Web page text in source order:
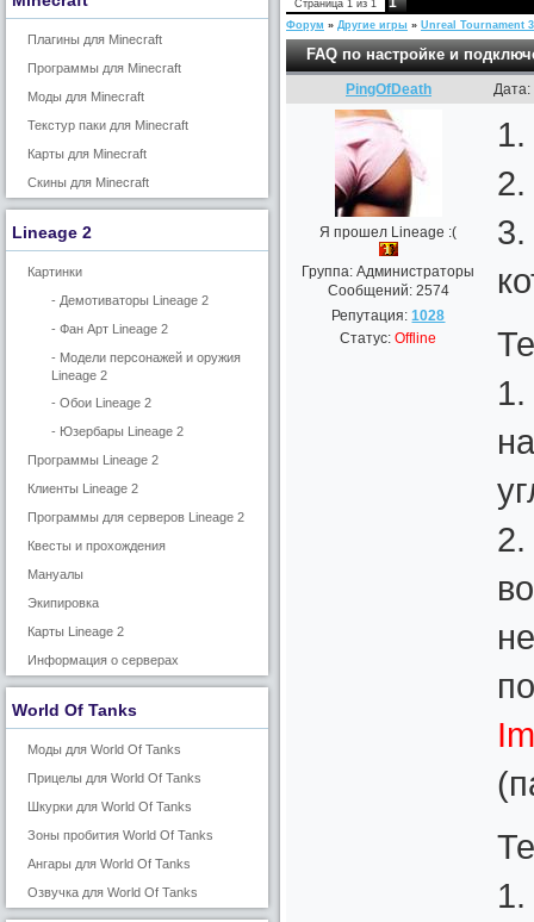
Плагины для Minecraft
Программы для Minecraft
Моды для Minecraft
Текстур паки для Minecraft
Карты для Minecraft
Скины для Minecraft
Lineage 2
Картинки
- Демотиваторы Lineage 2
- Фан Арт Lineage 2
- Модели персонажей и оружия
Lineage 2
- Обои Lineage 2
- Юзербары Lineage 2
Программы Lineage 2
Клиенты Lineage 2
Программы для серверов Lineage 2
Квесты и прохождения
Мануалы
Экипировка
Карты Lineage 2
Информация о серверах
World Of Tanks
Моды для World Of Tanks
Прицелы для World Of Tanks
Шкурки для World Of Tanks
Зоны пробития World Of Tanks
Ангары для World Of Tanks
Озвучка для World Of Tanks
Страница 1 из 1
Форум » Другие игры » Unreal Tournament 3
FAQ по настройке и
PingOfDeath Дата:
Я прошел Lineage :(
Группа: Администраторы
Сообщений: 2574
Репутация:1028
Статус:Offline
1.
2.
3.
2.